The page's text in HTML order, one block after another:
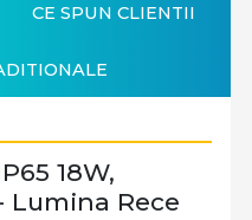
CE SPUN CLIENTII
18W,
Lumina Rece